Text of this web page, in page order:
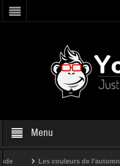
Menu
Les couleurs de l’automne